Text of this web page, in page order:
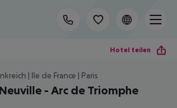
Hotel teilen
| Ile de France | Paris
- Arc de Triomphe